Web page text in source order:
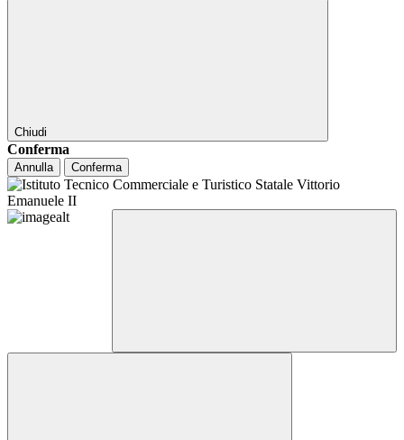
Chiudi
Conferma
Annulla Conferma